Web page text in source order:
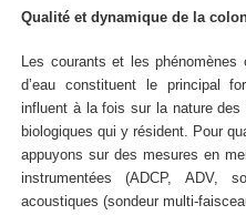
Qualité et dynamique de la
Les courants et les
d’eau constituent le principal
influent à la fois sur la nature
biologiques qui y résident. Pour
appuyons sur des mesures en
instrumentées (ADCP, ADV,
acoustiques (sondeur multi-